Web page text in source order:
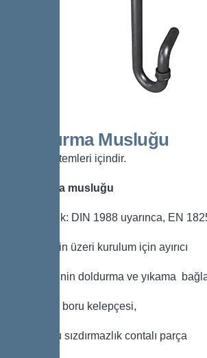
Doldurma Musluğu
ayırıcı sistemleri içindir.
Doldurma musluğu
Uyumluluk: DIN 1988 uyarınca, EN
göre zemin üzeri kurulum için ayırıcı
sistemlerinin doldurma ve yıkama
İçeriği: iki boru kelepçesi,
Ø 63 boru sızdırmazlık contalı parça